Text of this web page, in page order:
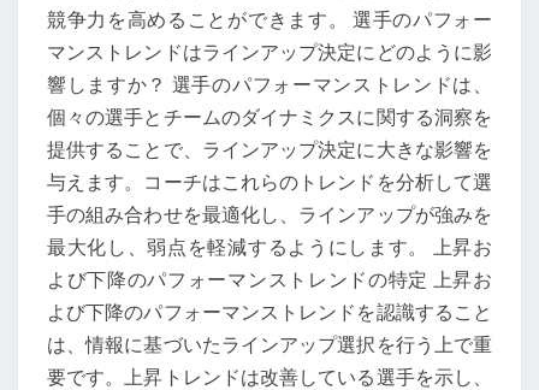
競争力を高めることができます。 選手のパフォー
マンストレンドはラインアップ決定にどのように影
響しますか？ 選手のパフォーマンストレンドは、
個々の選手とチームのダイナミクスに関する洞察を
提供することで、ラインアップ決定に大きな影響を
与えます。コーチはこれらのトレンドを分析して選
手の組み合わせを最適化し、ラインアップが強みを
最大化し、弱点を軽減するようにします。 上昇お
よび下降のパフォーマンストレンドの特定 上昇お
よび下降のパフォーマンストレンドを認識すること
は、情報に基づいたラインアップ選択を行う上で重
要です。上昇トレンドは改善している選手を示し、